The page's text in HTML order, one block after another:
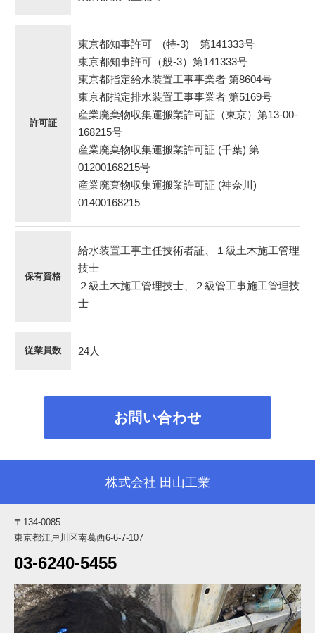
許可証
東京都知事許可 (特-3) 第141333号
東京都知事許可（般-3）第141333号
東京都指定給水装置工事事業者 第8604号
東京都指定排水装置工事事業者 第5169号
産業廃棄物収集運搬業許可証（東京）第13-00-
168215号
産業廃棄物収集運搬業許可証 (千葉) 第
01200168215号
産業廃棄物収集運搬業許可証 (神奈川)
01400168215
保有資格
給水装置工事主任技術者証、１級土木施工管理
技士
２級土木施工管理技士、２級管工事施工管理技
士
従業員数 24人
お問い合わせ
株式会社 田山工業
〒134-0085
東京都江戸川区南葛西6-6-7-107
03-6240-5455